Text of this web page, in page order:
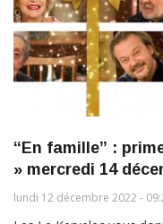
“En famille” :
» mercredi 14
lundi 12 décembre 2022 -